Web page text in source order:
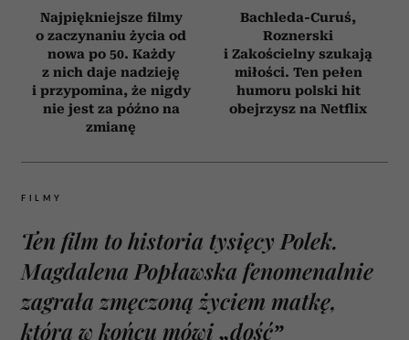
Najpiękniejsze filmy
o zaczynaniu życia od
nowa po 50. Każdy
z nich daje nadzieję
i przypomina, że nigdy
nie jest za późno na
zmianę
Bachleda-Curuś,
Roznerski
i Zakościelny szukają
miłości. Ten pełen
humoru polski hit
obejrzysz na Netflix
FILMY
Ten film to historia tysięcy Polek.
Magdalena Popławska fenomenalnie
zagrała zmęczoną życiem matkę,
która w końcu mówi „dość”